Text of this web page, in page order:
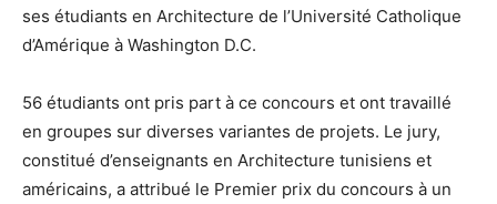
ses étudiants en Architecture de l’Université Catholique
d’Amérique à Washington D.C.
56 étudiants ont pris part à ce concours et ont travaillé
en groupes sur diverses variantes de projets. Le jury,
constitué d’enseignants en Architecture tunisiens et
américains, a attribué le Premier prix du concours à un